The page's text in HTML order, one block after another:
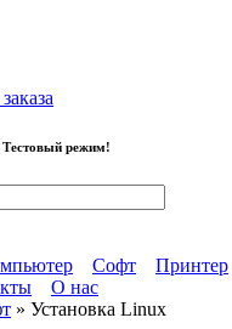
содержанию
Тестовый режим!
Софт Принтер
меню
О нас
» Установка Linux